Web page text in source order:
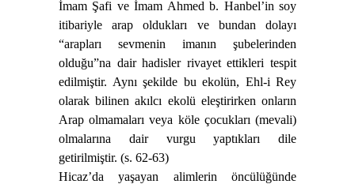
İmam Şafi ve İmam Ahmed b. Hanbel’in soy
itibariyle arap oldukları ve bundan dolayı
“arapları sevmenin imanın şubelerinden
olduğu”na dair hadisler rivayet ettikleri tespit
edilmiştir. Aynı şekilde bu ekolün, Ehl-i Rey
olarak bilinen akılcı ekolü eleştirirken onların
Arap olmamaları veya köle çocukları (mevali)
olmalarına dair vurgu yaptıkları dile
getirilmiştir. (s. 62-63)
Hicaz’da yaşayan alimlerin öncülüğünde